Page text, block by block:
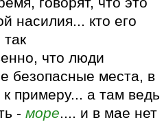
насилия... кто его
что люди
безопасные места, в
к примеру... а там ведь
-море.... и в мае нет